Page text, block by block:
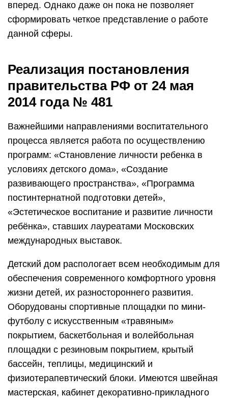
вперед. Однако даже он пока не позволяет
сформировать четкое представление о работе
данной сферы.
Реализация постановления
правительства РФ от 24 мая
2014 года № 481
Важнейшими направлениями воспитательного
процесса является работа по осуществлению
программ: «Становление личности ребенка в
условиях детского дома», «Создание
развивающего пространства», «Программа
постинтернатной подготовки детей»,
«Эстетическое воспитание и развитие личности
ребёнка», ставших лауреатами Московских
международных выставок.
Детский дом распологает всем необходимым для
обеспечения современного комфортного уровня
жизни детей, их разностороннего развития.
Оборудованы спортивные площадки по мини-
футболу с искусственным «травяным»
покрытием, баскетбольная и волейбольная
площадки с резиновым покрытием, крытый
бассейн, теплицы, медицинский и
физиотерапевтический блоки. Имеются швейная
мастерская, кабинет декоративно-прикладного